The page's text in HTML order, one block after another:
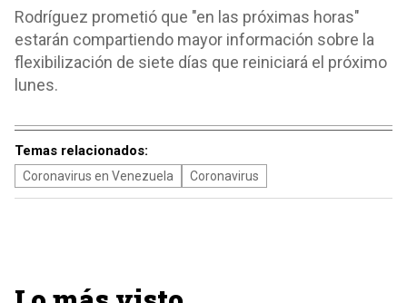
Rodríguez prometió que "en las próximas horas"
estarán compartiendo mayor información sobre la
flexibilización de siete días que reiniciará el próximo
lunes.
Temas relacionados:
Coronavirus en Venezuela Coronavirus